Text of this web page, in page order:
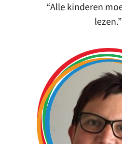
Alle kinderen
lezen.